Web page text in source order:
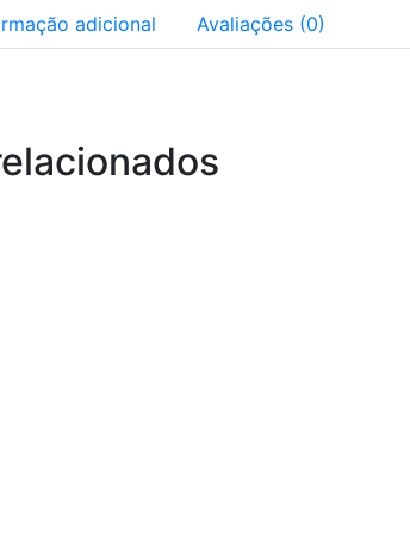
adicional Avaliações (0)